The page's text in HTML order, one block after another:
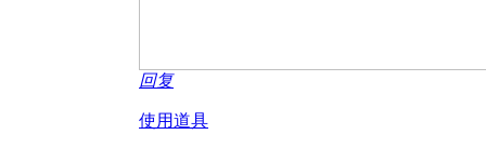
回复
使用道具